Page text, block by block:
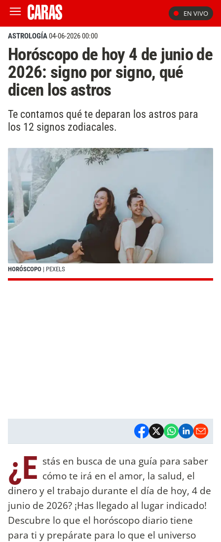
EN VIVO
ASTROLOGÍA04-06-2026 00:00
Horóscopo de hoy 4 de junio de
2026: signo por signo, qué
dicen los astros
Te contamos qué te deparan los astros para
los 12 signos zodiacales.
HORÓSCOPO | PEXELS
¿E stás en busca de una guía para saber
cómo te irá en el amor, la salud, el
dinero y el trabajo durante el día de hoy, 4 de
junio de 2026? ¡Has llegado al lugar indicado!
Descubre lo que el horóscopo diario tiene
para ti y prepárate para lo que el universo